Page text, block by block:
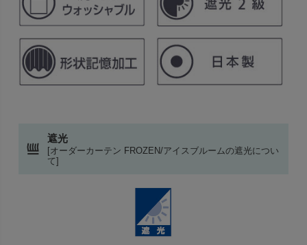
遮光
[オーダーカーテン FROZEN/アイスブルームの遮光につい
て]